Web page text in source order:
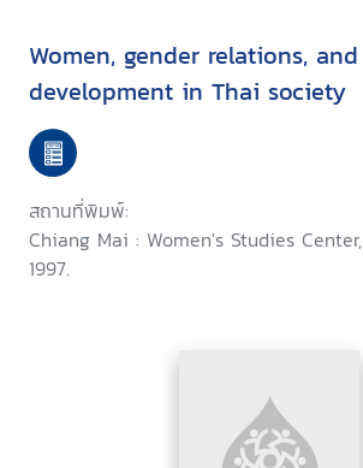
Women, gender relations, and
development in Thai society
สถานที่พิมพ์:
Chiang Mai : Women's Studies Center,
1997.